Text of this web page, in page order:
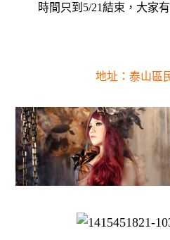
時間只到5/21結束，大家
地址：泰山區